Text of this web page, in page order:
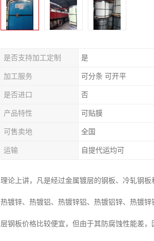
是否支持加工定制 是
加工服务 可分条 可开平
是否进口 否
产品特性 可贴膜
可售卖地 全国
运输 自提代运均可
理论上讲，凡是经过金属镀层的钢板、冷轧钢
热镀锌、热镀铝、热镀锌铝、热镀铝锌、热镀
层钢板价格比较便宜，但由于其防腐蚀性能差